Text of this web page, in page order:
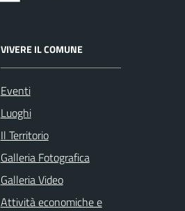
VIVERE IL COMUNE
Eventi
Luoghi
Il Territorio
Galleria Fotografica
Galleria Video
Attività economiche e